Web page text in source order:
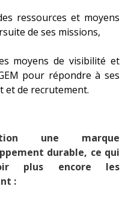
ressources et moyens
de ses missions,
moyens de visibilité et
pour répondre à ses
et de recrutement.
une marque
durable, ce qui
plus encore les
: